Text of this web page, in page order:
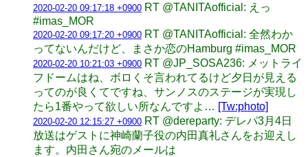
2020-02-20 09:17:18 +0900 RT @TANITAofficial: えっ
#imas_MOR
2020-02-20 09:17:20 +0900 RT @TANITAofficial: 全然わか
ってないんだけど、まさか恋のHamburg #imas_MOR
2020-02-20 10:21:03 +0900 RT @JP_SOSA236: メットライ
フドームはね、ボロくそ言われてるけど夕日が見える
ってのが良くてですね、サンノスのステージが実現し
たら1番やって欲しい所なんですよ… [Tw:photo]
2020-02-20 12:15:27 +0900 RT @dereparty: デレパ3月4日
放送はゲストに神崎蘭子役の内田真礼さんをお迎えし
ます。内田さん宛のメールは